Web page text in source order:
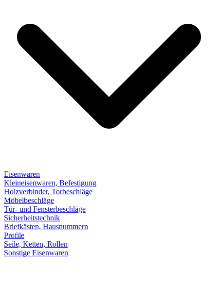
Eisenwaren
Kleineisenwaren, Befestigung
Holzverbinder, Torbeschläge
Möbelbeschläge
Tür- und Fensterbeschläge
Sicherheitstechnik
Briefkästen, Hausnummern
Profile
Seile, Ketten, Rollen
Sonstige Eisenwaren